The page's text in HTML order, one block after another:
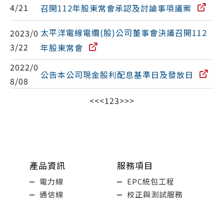
4/21
召開112年股東常會承認及討論事項議案
2023/0
3/22
太平洋電線電纜(股)公司董事會決議召開112
年股東常會
2022/0
8/08
公告本公司現金股利配息基準日及發放日
<<<123>>>
產品資訊
電力線
通信線
服務項目
EPC統包工程
校正與測試服務